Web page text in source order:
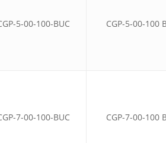
5-00-100-BUC CGP-5-00-100
7-00-100-BUC CGP-7-00-100